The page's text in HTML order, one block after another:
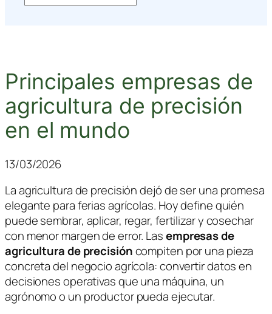
Principales empresas de
agricultura de precisión
en el mundo
13/03/2026
La agricultura de precisión dejó de ser una promesa
elegante para ferias agrícolas. Hoy define quién
puede sembrar, aplicar, regar, fertilizar y cosechar
con menor margen de error. Lasempresas de
agricultura de precisióncompiten por una pieza
concreta del negocio agrícola: convertir datos en
decisiones operativas que una máquina, un
agrónomo o un productor pueda ejecutar.